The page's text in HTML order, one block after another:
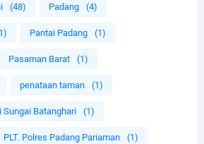
(48) Padang (4)
Pantai Padang (1)
Pasaman Barat (1)
penataan taman (1)
Sungai Batanghari (1)
PLT. Polres Padang Pariaman (1)